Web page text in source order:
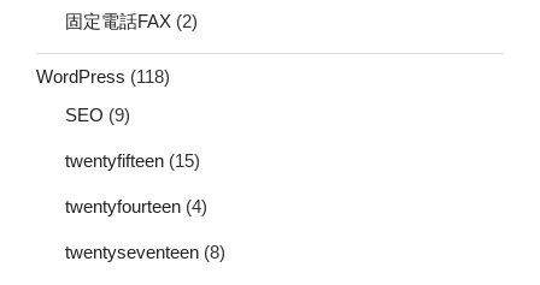
固定電話FAX (2)
WordPress (118)
SEO (9)
twentyfifteen (15)
twentyfourteen (4)
twentyseventeen (8)